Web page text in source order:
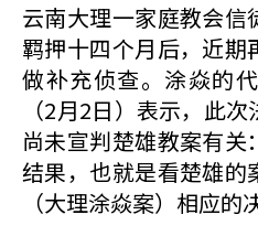
云南大理一家庭教会信
羁押十四个月后，近
做补充侦查。涂焱的
（2月2日）表示，此
尚未宣判楚雄教案有
结果，也就是看楚雄的
（大理涂焱案）相应的